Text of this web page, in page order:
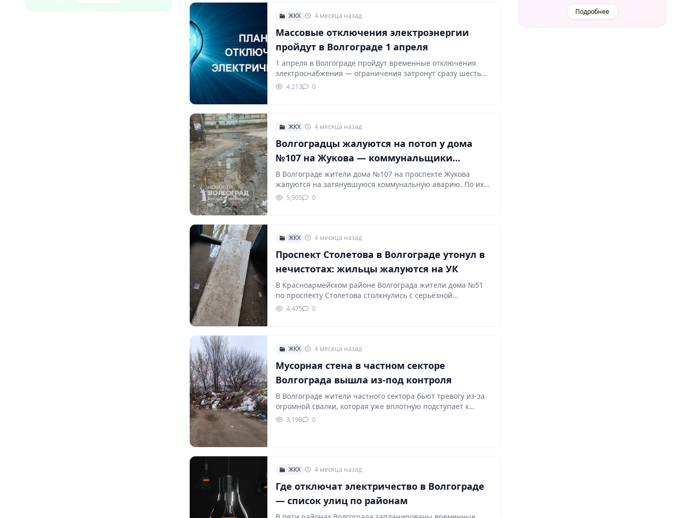
ЖКХ 4 месяца назад
Массовые отключения электроэнергии
пройдут в Волгограде 1 апреля
1 апреля в Волгограде пройдут временные отключения
электроснабжения — ограничения затронут сразу шесть
районов города.…
4,213 0
ЖКХ 4 месяца назад
Волгоградцы жалуются на потоп у дома
№107 на Жукова — коммунальщики
бездействуют
В Волгограде жители дома №107 на проспекте Жукова
жалуются на затянувшуюся коммунальную аварию. По их…
5,905 0
ЖКХ 4 месяца назад
Проспект Столетова в Волгограде утонул в
нечистотах: жильцы жалуются на УК
В Красноармейском районе Волгограда жители дома №51
по проспекту Столетова столкнулись с серьёзной
коммунальной проблемой.…
4,475 0
ЖКХ 4 месяца назад
Мусорная стена в частном секторе
Волгограда вышла из-под контроля
В Волгограде жители частного сектора бьют тревогу из-за
огромной свалки, которая уже вплотную подступает к…
3,198 0
ЖКХ 4 месяца назад
Где отключат электричество в Волгограде
— список улиц по районам
Подробнее